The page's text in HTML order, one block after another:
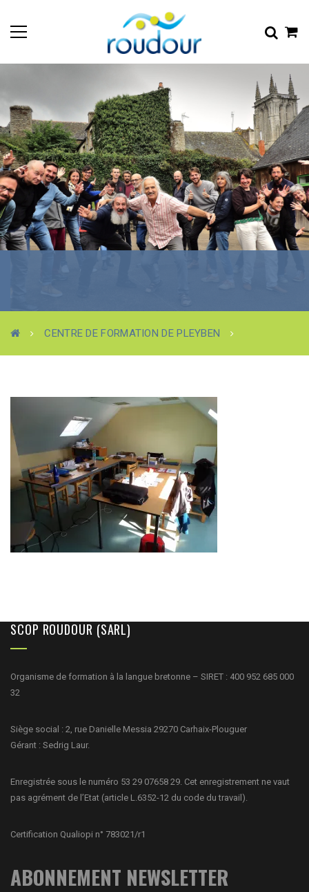
CENTRE DE FORMATION DE PLEYBEN
SCOP ROUDOUR (SARL)
Organisme de formation à la langue bretonne – SIRET : 400 952 685 000
32
Siège social : 2, rue Danielle Messia 29270 Carhaix-Plouguer
Gérant : Sedrig Laur.
Enregistrée sous le numéro 53 29 07658 29. Cet enregistrement ne vaut
pas agrément de l’Etat (article L.6352-12 du code du travail).
Certification Qualiopi n° 783021/r1
ABONNEMENT NEWSLETTER